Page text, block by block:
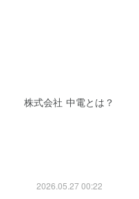
株式会社 中電とは？
2026.05.27 00:22